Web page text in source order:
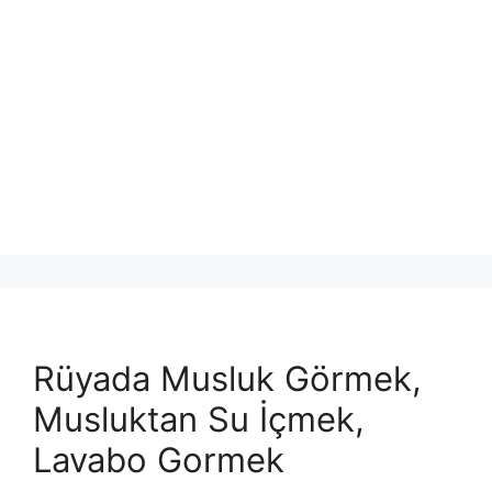
Rüyada Musluk Görmek,
Musluktan Su İçmek,
Lavabo Gormek